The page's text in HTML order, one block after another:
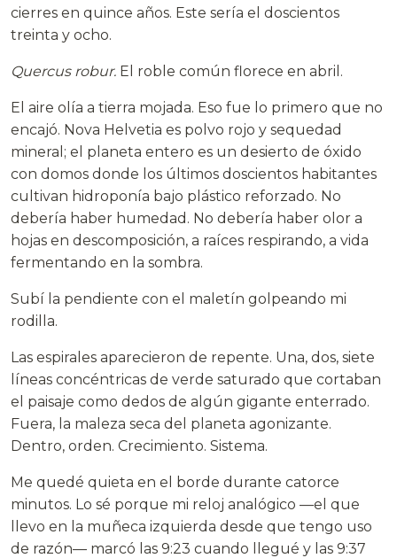
cierres en quince años. Este sería el doscientos
treinta y ocho.
Quercus robur. El roble común florece en abril.
El aire olía a tierra mojada. Eso fue lo primero que no
encajó. Nova Helvetia es polvo rojo y sequedad
mineral; el planeta entero es un desierto de óxido
con domos donde los últimos doscientos habitantes
cultivan hidroponía bajo plástico reforzado. No
debería haber humedad. No debería haber olor a
hojas en descomposición, a raíces respirando, a vida
fermentando en la sombra.
Subí la pendiente con el maletín golpeando mi
rodilla.
Las espirales aparecieron de repente. Una, dos, siete
líneas concéntricas de verde saturado que cortaban
el paisaje como dedos de algún gigante enterrado.
Fuera, la maleza seca del planeta agonizante.
Dentro, orden. Crecimiento. Sistema.
Me quedé quieta en el borde durante catorce
minutos. Lo sé porque mi reloj analógico —el que
llevo en la muñeca izquierda desde que tengo uso
de razón— marcó las 9:23 cuando llegué y las 9:37